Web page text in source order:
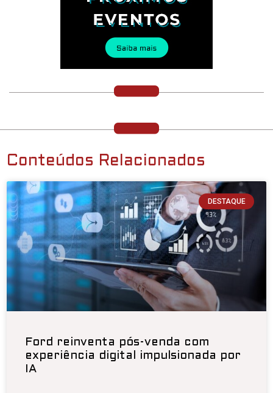
Conteúdos Relacionados
DESTAQUE
Ford reinventa pós-venda com
experiência digital impulsionada por
IA